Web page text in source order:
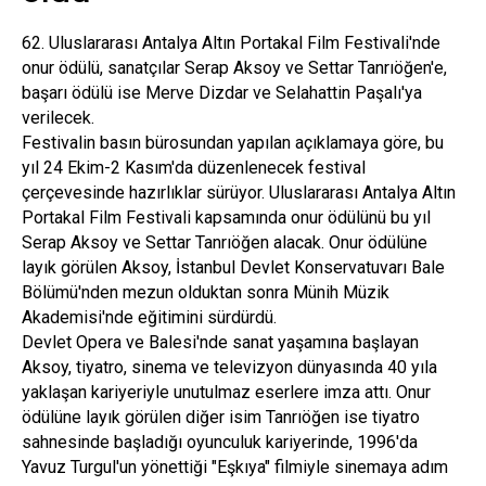
62. Uluslararası Antalya Altın Portakal Film Festivali'nde
onur ödülü, sanatçılar Serap Aksoy ve Settar Tanrıöğen'e,
başarı ödülü ise Merve Dizdar ve Selahattin Paşalı'ya
verilecek.
Festivalin basın bürosundan yapılan açıklamaya göre, bu
yıl 24 Ekim-2 Kasım'da düzenlenecek festival
çerçevesinde hazırlıklar sürüyor. Uluslararası Antalya Altın
Portakal Film Festivali kapsamında onur ödülünü bu yıl
Serap Aksoy ve Settar Tanrıöğen alacak. Onur ödülüne
layık görülen Aksoy, İstanbul Devlet Konservatuvarı Bale
Bölümü'nden mezun olduktan sonra Münih Müzik
Akademisi'nde eğitimini sürdürdü.
Devlet Opera ve Balesi'nde sanat yaşamına başlayan
Aksoy, tiyatro, sinema ve televizyon dünyasında 40 yıla
yaklaşan kariyeriyle unutulmaz eserlere imza attı. Onur
ödülüne layık görülen diğer isim Tanrıöğen ise tiyatro
sahnesinde başladığı oyunculuk kariyerinde, 1996'da
Yavuz Turgul'un yönettiği "Eşkıya" filmiyle sinemaya adım